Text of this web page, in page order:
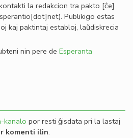
la redakcion tra pakto [ĉe]
. Publikigo estas
kaj paktintaj establoj, laŭdiskrecia
nin pere de Esperanta
kanalo por resti ĝisdata pri la lastaj
komenti ilin.